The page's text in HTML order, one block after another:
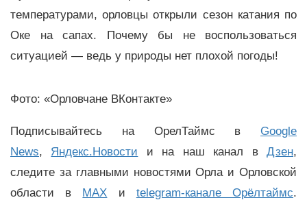
температурами, орловцы открыли сезон катания по
Оке на сапах. Почему бы не воспользоваться
ситуацией — ведь у природы нет плохой погоды!
Фото: «Орловчане ВКонтакте»
Подписывайтесь на ОрелТаймс в Google
News, Яндекс.Новости и на наш канал вДзен,
следите за главными новостями Орла и Орловской
области в MAX и telegram-канале Орёлтаймс.